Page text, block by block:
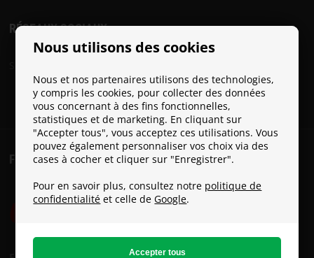
Nous utilisons des cookies
Nous et nos partenaires utilisons des technologies,
y compris les cookies, pour collecter des données
vous concernant à des fins fonctionnelles,
statistiques et de marketing. En cliquant sur
"Accepter tous", vous acceptez ces utilisations. Vous
pouvez également personnaliser vos choix via des
cases à cocher et cliquer sur "Enregistrer".
Pour en savoir plus, consultez notre politique de
confidentialité et celle deGoogle.
RÉSEAUX SOCIAUX
FRAIS DE PORT